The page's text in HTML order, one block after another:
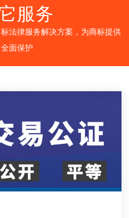
服务
法律服务解决方案，为商标提供
全面保护